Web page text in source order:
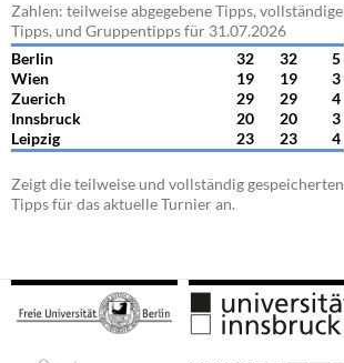
Zahlen: teilweise abgegebene Tipps, vollständige
Tipps, und Gruppentipps für 31.07.2026
Berlin
32 32
5
Wien
19 19
3
Zuerich
29 29
4
Innsbruck
20 20
3
Leipzig
23 23 4
Zeigt die teilweise und vollständig gespeicherten
Tipps für das aktuelle Turnier an.